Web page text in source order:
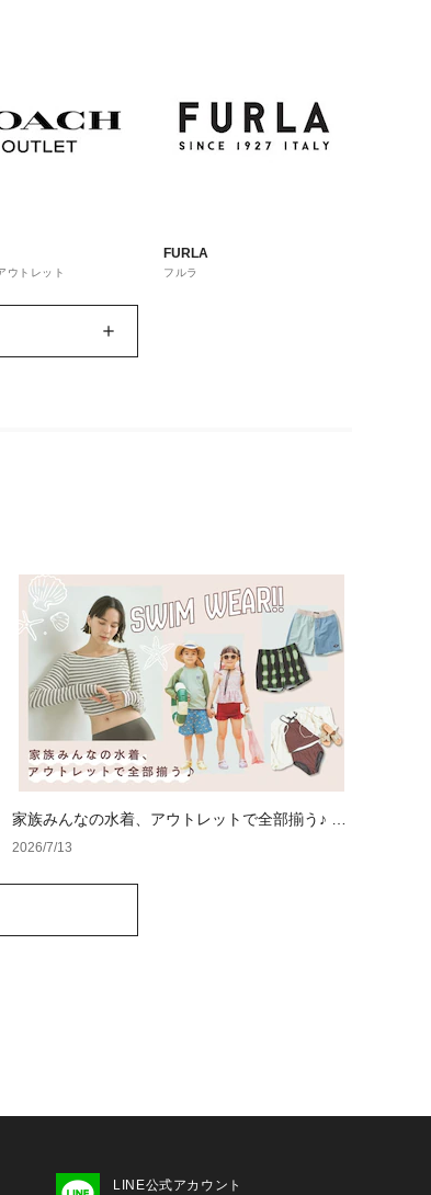
トレット
FURLA
フルラ
家族みんなの水着、アウトレットで全部揃う♪ ス
イムウェア特集
2026/7/13
LINE公式アカウント